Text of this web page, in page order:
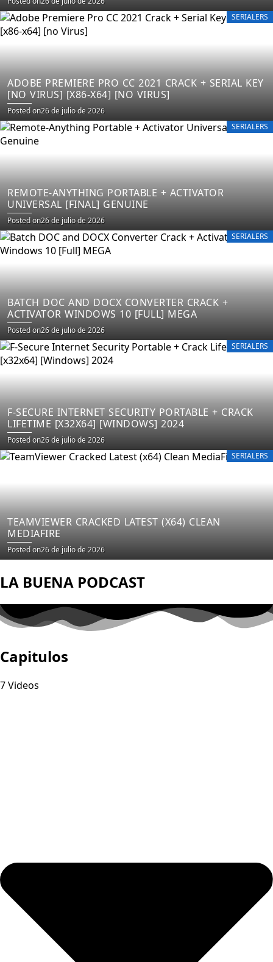
SERIALERS
ADOBE PREMIERE PRO CC 2021 CRACK + SERIAL KEY
[NO VIRUS] [X86-X64] [NO VIRUS]
Posted on26 de julio de 2026
SERIALERS
REMOTE-ANYTHING PORTABLE + ACTIVATOR
UNIVERSAL [FINAL] GENUINE
Posted on26 de julio de 2026
SERIALERS
BATCH DOC AND DOCX CONVERTER CRACK +
ACTIVATOR WINDOWS 10 [FULL] MEGA
Posted on26 de julio de 2026
SERIALERS
F-SECURE INTERNET SECURITY PORTABLE + CRACK
LIFETIME [X32X64] [WINDOWS] 2024
Posted on26 de julio de 2026
SERIALERS
TEAMVIEWER CRACKED LATEST (X64) CLEAN
MEDIAFIRE
Posted on26 de julio de 2026
LA BUENA PODCAST
Capitulos
7 Videos